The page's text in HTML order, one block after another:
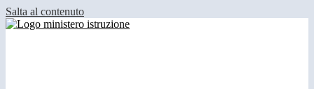
Salta al contenuto